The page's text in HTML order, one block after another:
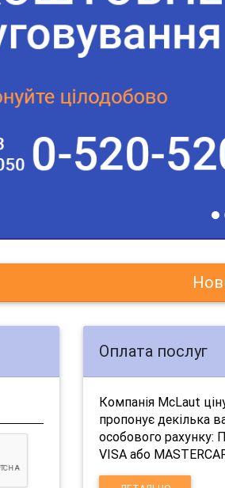
Оплата послуг
Компанія McLaut
пропонує декілька
особового рахунку:
VISA або